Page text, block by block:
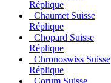
Réplique
Chaumet Suisse
Réplique
Chopard Suisse
Réplique
Chronoswiss Suisse
Réplique